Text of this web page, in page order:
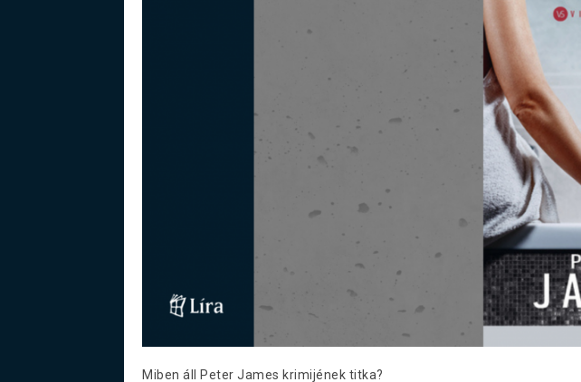
Miben áll Peter James krimijének titka?